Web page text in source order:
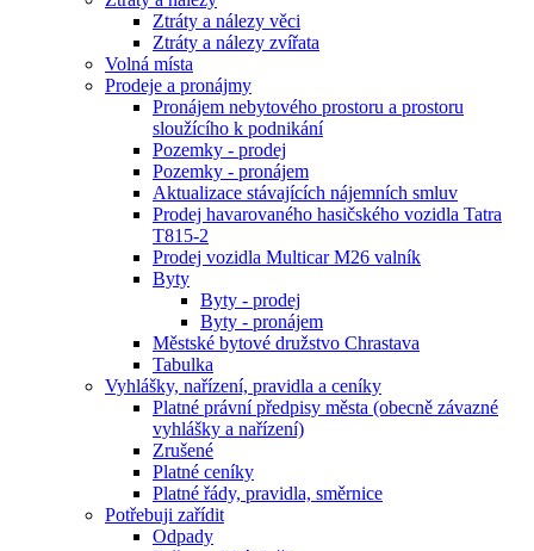
Ztráty a nálezy věci
Ztráty a nálezy zvířata
Volná místa
Prodeje a pronájmy
Pronájem nebytového prostoru a prostoru
sloužícího k podnikání
Pozemky - prodej
Pozemky - pronájem
Aktualizace stávajících nájemních smluv
Prodej havarovaného hasičského vozidla Tatra
T815-2
Prodej vozidla Multicar M26 valník
Byty
Byty - prodej
Byty - pronájem
Městské bytové družstvo Chrastava
Tabulka
Vyhlášky, nařízení, pravidla a ceníky
Platné právní předpisy města (obecně závazné
vyhlášky a nařízení)
Zrušené
Platné ceníky
Platné řády, pravidla, směrnice
Potřebuji zařídit
Odpady